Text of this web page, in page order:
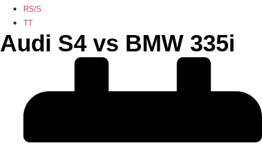
RS/S
TT
Audi S4 vs BMW 335i